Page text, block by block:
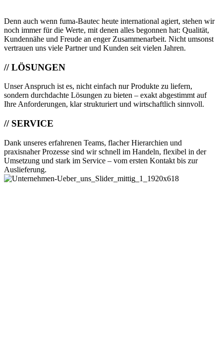
Denn auch wenn fuma-Bautec heute international agiert, stehen wir
noch immer für die Werte, mit denen alles begonnen hat: Qualität,
Kundennähe und Freude an enger Zusammenarbeit. Nicht umsonst
vertrauen uns viele Partner und Kunden seit vielen Jahren.
// LÖSUNGEN
Unser Anspruch ist es, nicht einfach nur Produkte zu liefern,
sondern durchdachte Lösungen zu bieten – exakt abgestimmt auf
Ihre Anforderungen, klar strukturiert und wirtschaftlich sinnvoll.
// SERVICE
Dank unseres erfahrenen Teams, flacher Hierarchien und
praxisnaher Prozesse sind wir schnell im Handeln, flexibel in der
Umsetzung und stark im Service – vom ersten Kontakt bis zur
Auslieferung.